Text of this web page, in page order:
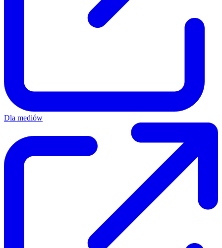
Dla mediów